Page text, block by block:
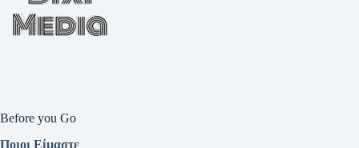
Before you Go
Ποιοι Είμαστε